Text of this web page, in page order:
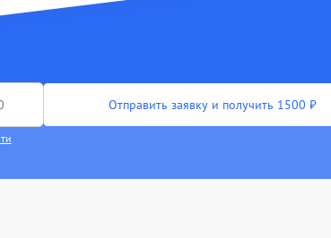
Отправить заявку и получить 1500 ₽